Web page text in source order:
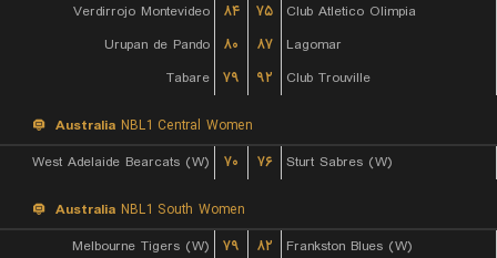
Verdirrojo Montevideo
۸۴ ۷۵
Club Atletico Olimpia
Urupan de Pando
۸۰ ۸۷
Lagomar
Tabare
۷۹ ۹۲ Club Trouville
Australia NBL1 Central Women
West Adelaide Bearcats (W)
۷۰ ۷۶ Sturt Sabres (W)
Australia NBL1 South Women
Melbourne Tigers (W)
۷۹ ۸۲
Frankston Blues (W)